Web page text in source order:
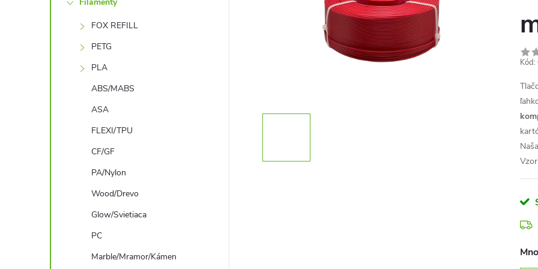
FOX REFILL
PETG
PLA
ABS/MABS
ASA
FLEXI/TPU
CF/GF
PA/Nylon
Wood/Drevo
Glow/Svietiaca
PC
Marble/Mramor/Kámen
Kód: